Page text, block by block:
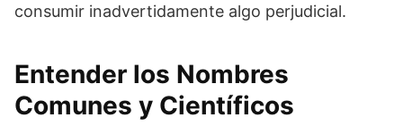
consumir inadvertidamente algo perjudicial.
Entender los Nombres
Comunes y Científicos